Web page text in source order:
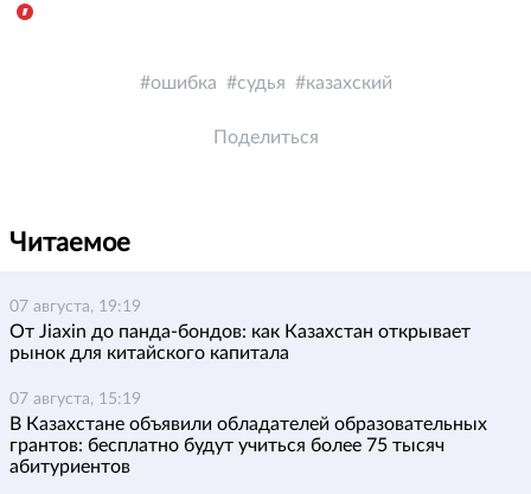
ошибка судья казахский
Поделиться
Читаемое
07 августа, 19:19
От Jiaxin до панда-бондов: как Казахстан открывает
рынок для китайского капитала
07 августа, 15:19
В Казахстане объявили обладателей образовательных
грантов: бесплатно будут учиться более 75 тысяч
абитуриентов